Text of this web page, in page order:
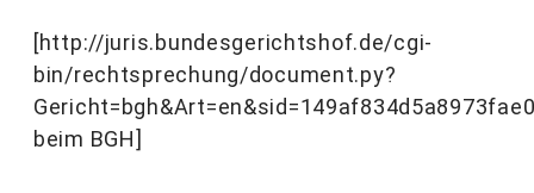
[http://juris.bundesgerichtshof.de/cgi-
bin/rechtsprechung/document.py?
beim BGH]